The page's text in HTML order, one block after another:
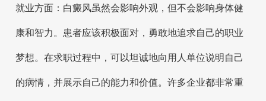
就业方面：白癜风虽然会影响外观，但不会影响身体健
康和智力。患者应该积极面对，勇敢地追求自己的职业
梦想。在求职过程中，可以坦诚地向用人单位说明自己
的病情，并展示自己的能力和价值。许多企业都非常重